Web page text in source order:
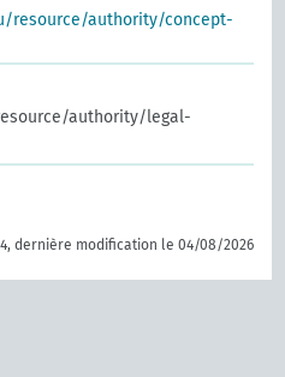
resource/authority/concept-
authority/legal-
dernière modification le 04/08/2026